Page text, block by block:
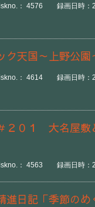
： 4576 録画日時：
ク天国～上野公園
： 4614 録画日時：
２０１ 大名屋敷
： 4563 録画日時：
日記「季節のめ